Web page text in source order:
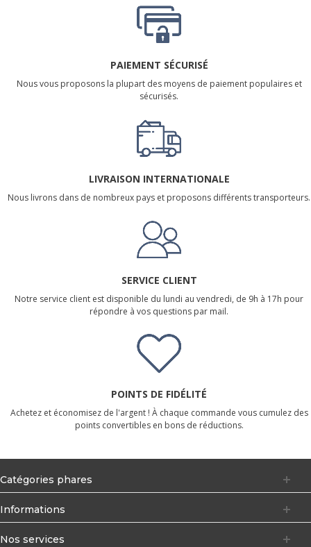
PAIEMENT SÉCURISÉ
Nous vous proposons la plupart des moyens de paiement populaires et
sécurisés.
LIVRAISON INTERNATIONALE
Nous livrons dans de nombreux pays et proposons différents transporteurs.
SERVICE CLIENT
Notre service client est disponible du lundi au vendredi, de 9h à 17h pour
répondre à vos questions par mail.
POINTS DE FIDÉLITÉ
Achetez et économisez de l'argent ! À chaque commande vous cumulez des
points convertibles en bons de réductions.
Catégories phares
Informations
Nos services